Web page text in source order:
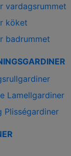
vardagsrummet
köket
badrummet
Lamellgardiner
Plisségardiner